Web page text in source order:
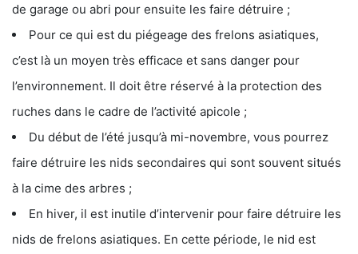
de garage ou abri pour ensuite les faire détruire ;
Pour ce qui est du piégeage des frelons asiatiques,
c’est là un moyen très efficace et sans danger pour
l’environnement. Il doit être réservé à la protection des
ruches dans le cadre de l’activité apicole ;
Du début de l’été jusqu’à mi-novembre, vous pourrez
faire détruire les nids secondaires qui sont souvent situés
à la cime des arbres ;
En hiver, il est inutile d’intervenir pour faire détruire les
nids de frelons asiatiques. En cette période, le nid est